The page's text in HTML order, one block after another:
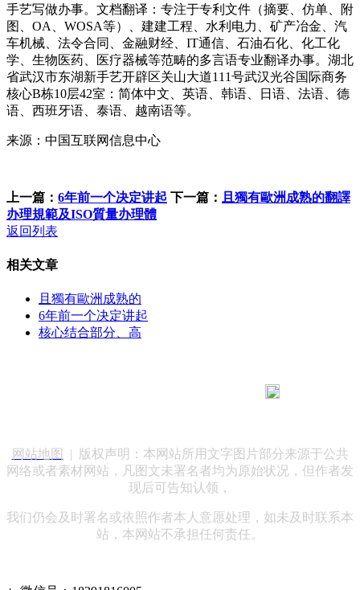
手艺写做办事。文档翻译：专注于专利文件（摘要、仿单、附
图、OA、WOSA等）、建建工程、水利电力、矿产冶金、汽
车机械、法令合同、金融财经、IT通信、石油石化、化工化
学、生物医药、医疗器械等范畴的多言语专业翻译办事。湖北
省武汉市东湖新手艺开辟区关山大道111号武汉光谷国际商务
核心B栋10层42室：简体中文、英语、韩语、日语、法语、德
语、西班牙语、泰语、越南语等。
来源：中国互联网信息中心
上一篇： 6年前一个决定讲起 下一篇：
且獨有歐洲成熟的翻譯
办理規範及ISO質量办理體
返回列表
相关文章
且獨有歐洲成熟的
6年前一个决定讲起
核心结合部分、高
网站地图
| 版权声明：本网站所用文字图片部分来源于公共
网络或者素材网站，凡图文未署名者均为原始状况，但作者发
现后可告知认领，
我们仍会及时署名或依照作者本人意愿处理，如未及时联系本
站，本网站不承担任何责任。